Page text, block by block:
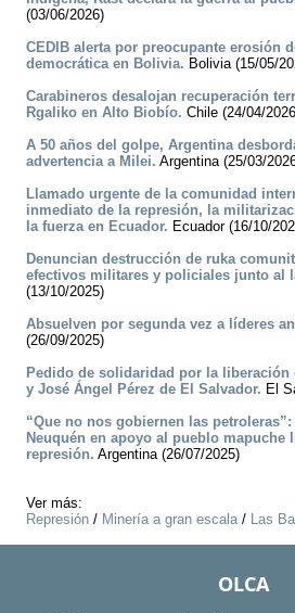
(03/06/2026)
CEDIB alerta por preocupante erosión
democrática en Bolivia. Bolivia (15/05/
Carabineros desalojan recuperación
Rgaliko en Alto Biobío. Chile (24/04/
A 50 años del golpe, Argentina
advertencia a Milei. Argentina (25/03/
Llamado urgente de la comunidad
inmediato de la represión, la
la fuerza en Ecuador. Ecuador (16/10/
Denuncian destrucción de ruka
efectivos militares y policiales junto al
(13/10/2025)
Absuelven por segunda vez a líderes
(26/09/2025)
Pedido de solidaridad por la liberación
y José Ángel Pérez de El Salvador. El
“Que no nos gobiernen las
Neuquén en apoyo al pueblo mapuche
represión. Argentina (26/07/2025)
Ver más:
Represión / Minería a gran escala/ Las
OLCA